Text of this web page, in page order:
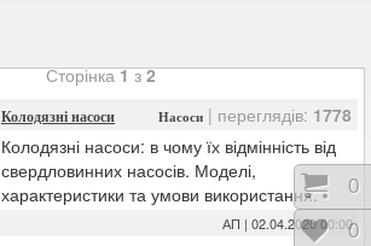
Сторінка1з2
Насоси | переглядів: 1778
Колодязні насоси
Колодязні насоси: в чому їх відмінність від
свердловинних насосів. Моделі,
характеристики та умови використання.
АП | 02.04.2020 00:00
0
0